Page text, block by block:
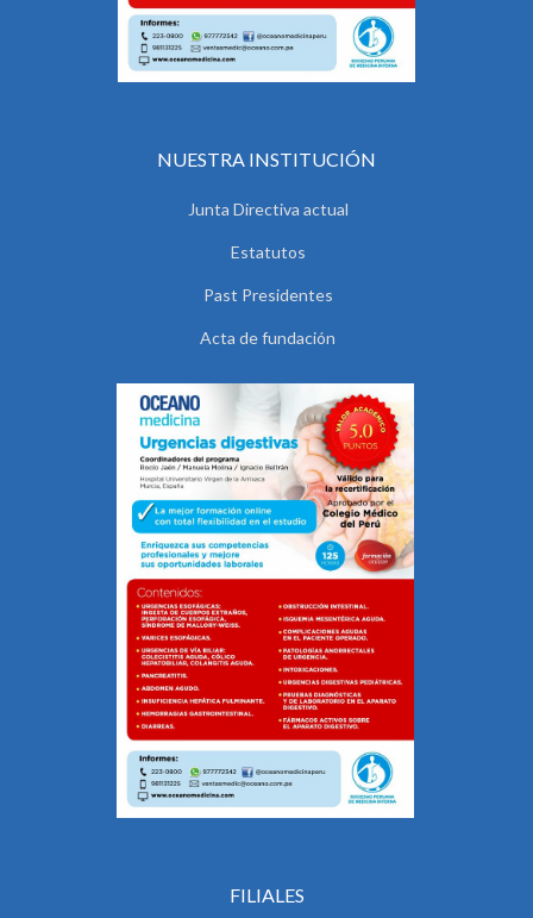
NUESTRA INSTITUCIÓN
Junta Directiva actual
Estatutos
Past Presidentes
Acta de fundación
FILIALES